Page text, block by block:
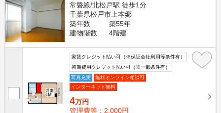
常磐線/北松戸駅 徒歩1分
千葉県松戸市上本郷
築年数
築55年
建物階数
4階建
家賃クレジット払い可（※保証会社利用等条件有）
初期費用クレジット払い可（※一部条件有）
写真充実
無料オンライン相談可
インターネット無料
4万円
管理費等：2,000円